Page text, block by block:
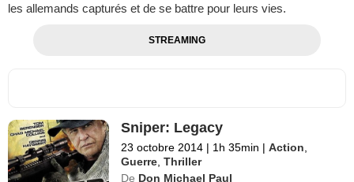
les allemands capturés et de se battre pour leurs vies.
STREAMING
Sniper: Legacy
23 octobre 2014 | 1h 35min | Action
Guerre ,Thriller
De Don Michael Paul